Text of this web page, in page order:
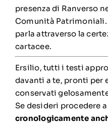
presenza di Ranverso
Comunità Patrimoniali.
parla attraverso la
cartacee.
Ersilio, tutti i testi
davanti a te, pronti per
conservati
Se desideri procedere
cronologicamente